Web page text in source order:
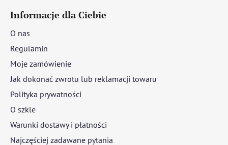
Informacje dla Ciebie
O nas
Regulamin
Moje zamówienie
Jak dokonać zwrotu lub reklamacji towaru
Polityka prywatności
O szkle
Warunki dostawy i płatności
Najczęściej zadawane pytania